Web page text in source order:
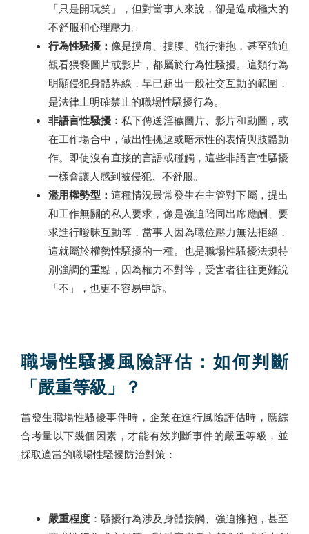
「只是開玩笑」，但對當事人來說，卻是造成極大的
不舒服和心理壓力。
行為性騷擾： 像是摸肩、摟腰、強行擁抱，甚至強迫
觀看猥褻圖片或影片，都屬於行為性騷擾。這類行為
明顯侵犯身體界線，早已超出一般社交互動的範圍，
是法律上明確禁止的職場性騷擾行為。
非語言性騷擾： 私下傳送淫穢圖片、影片和動圖，或
在工作場合中，做出性挑逗或暗示性的表情與肢體動
作。即使沒有直接的言語或碰觸，這些非語言性騷擾
一樣會讓人感到被侵犯、不舒服。
濫用權勢型： 這種情況最常發生在主管對下屬，提出
和工作無關的私人要求，像是強迫陪同出席應酬、要
求進行曖昧互動等，當事人因為職位壓力無法拒絕，
這就屬於權勢性騷擾的一種。也是職場性騷擾法規特
別強調的重點，因為權力不對等，受害者往往更難說
「不」，也更不容易申訴。
職場性騷擾風險評估：如何判斷
「嚴重等級」？
當發生職場性騷擾事件時，企業在進行風險評估時，應綜
合考量以下幾個因素，才能有效判斷事件的嚴重等級，並
採取適當的職場性騷擾防治對策：
嚴重程度 ：騷擾行為涉及身體接觸、強迫擁抱，甚至